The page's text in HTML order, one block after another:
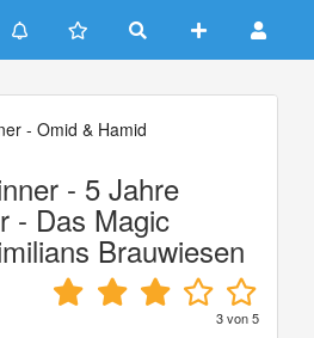
- Omid & Hamid
- 5 Jahre
- Das Magic
Brauwiesen
3von5